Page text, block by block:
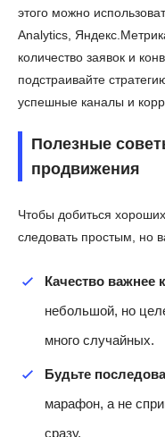
этого можно
Analytics,
количество заявок и
подстраивайте
успешные каналы и
Полезные
продвижения
Чтобы добиться
следовать простым, но
Качество важнее
небольшой, но
много случайных.
Будьте
марафон, а не
сразу.